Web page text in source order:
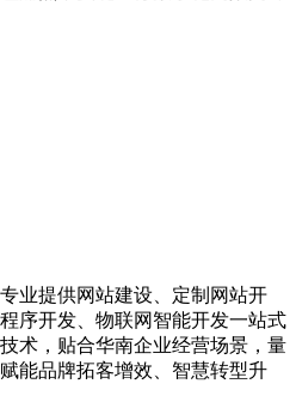
业提供网站建设、定制网站开
序开发、物联网智能开发一站式
术，贴合华南企业经营场景，量
能品牌拓客增效、智慧转型升